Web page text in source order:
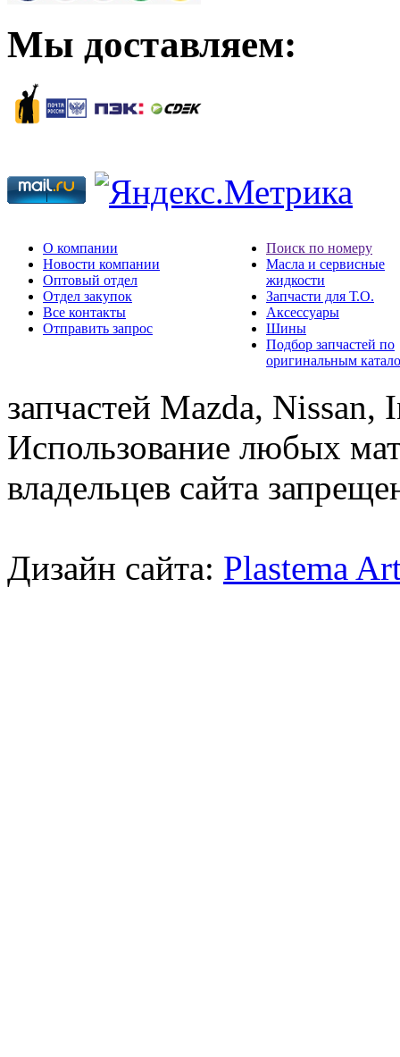
Мы доставляем:
О компании
Новости компании
Оптовый отдел
Отдел закупок
Все контакты
Отправить запрос
Поиск по номеру
Масла и сервисные
жидкости
Запчасти для Т.О.
Аксессуары
Шины
Подбор запчастей по
оригинальным
запчастей Mazda,
Использование любых
владельцев сайта
Дизайн сайта: Plastema